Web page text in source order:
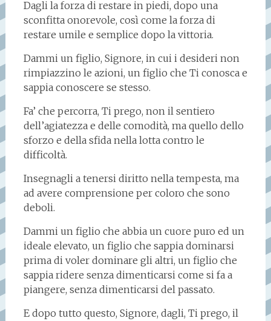
Dagli la forza di restare in piedi, dopo una
sconfitta onorevole, così come la forza di
restare umile e semplice dopo la vittoria.
Dammi un figlio, Signore, in cui i desideri non
rimpiazzino le azioni, un figlio che Ti conosca e
sappia conoscere se stesso.
Fa’ che percorra, Ti prego, non il sentiero
dell’agiatezza e delle comodità, ma quello dello
sforzo e della sfida nella lotta contro le
difficoltà.
Insegnagli a tenersi diritto nella tempesta, ma
ad avere comprensione per coloro che sono
deboli.
Dammi un figlio che abbia un cuore puro ed un
ideale elevato, un figlio che sappia dominarsi
prima di voler dominare gli altri, un figlio che
sappia ridere senza dimenticarsi come si fa a
piangere, senza dimenticarsi del passato.
E dopo tutto questo, Signore, dagli, Ti prego, il